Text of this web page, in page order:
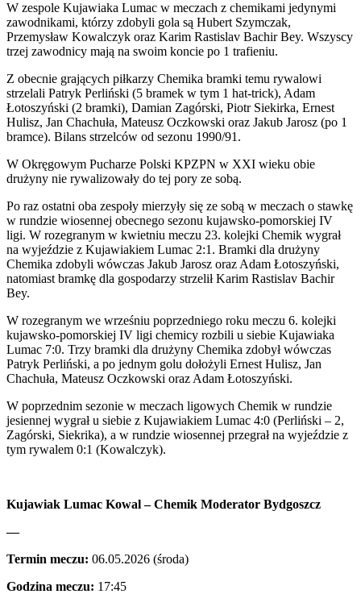
W zespole Kujawiaka Lumac w meczach z chemikami jedynymi
zawodnikami, którzy zdobyli gola są Hubert Szymczak,
Przemysław Kowalczyk oraz Karim Rastislav Bachir Bey. Wszyscy
trzej zawodnicy mają na swoim koncie po 1 trafieniu.
Z obecnie grających piłkarzy Chemika bramki temu rywalowi
strzelali Patryk Perliński (5 bramek w tym 1 hat-trick), Adam
Łotoszyński (2 bramki), Damian Zagórski, Piotr Siekirka, Ernest
Hulisz, Jan Chachuła, Mateusz Oczkowski oraz Jakub Jarosz (po 1
bramce). Bilans strzelców od sezonu 1990/91.
W Okręgowym Pucharze Polski KPZPN w XXI wieku obie
drużyny nie rywalizowały do tej pory ze sobą.
Po raz ostatni oba zespoły mierzyły się ze sobą w meczach o stawkę
w rundzie wiosennej obecnego sezonu kujawsko-pomorskiej IV
ligi. W rozegranym w kwietniu meczu 23. kolejki Chemik wygrał
na wyjeździe z Kujawiakiem Lumac 2:1. Bramki dla drużyny
Chemika zdobyli wówczas Jakub Jarosz oraz Adam Łotoszyński,
natomiast bramkę dla gospodarzy strzelił Karim Rastislav Bachir
Bey.
W rozegranym we wrześniu poprzedniego roku meczu 6. kolejki
kujawsko-pomorskiej IV ligi chemicy rozbili u siebie Kujawiaka
Lumac 7:0. Trzy bramki dla drużyny Chemika zdobył wówczas
Patryk Perliński, a po jednym golu dołożyli Ernest Hulisz, Jan
Chachuła, Mateusz Oczkowski oraz Adam Łotoszyński.
W poprzednim sezonie w meczach ligowych Chemik w rundzie
jesiennej wygrał u siebie z Kujawiakiem Lumac 4:0 (Perliński – 2,
Zagórski, Siekrika), a w rundzie wiosennej przegrał na wyjeździe z
tym rywalem 0:1 (Kowalczyk).
Kujawiak Lumac Kowal – Chemik Moderator Bydgoszcz
—
Termin meczu: 06.05.2026 (środa)
Godzina meczu: 17:45